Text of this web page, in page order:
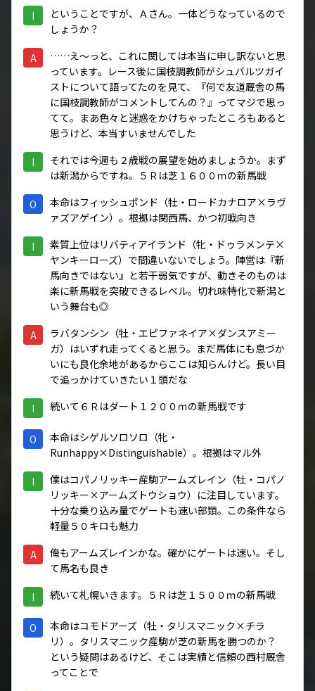
I
ということですが、Ａさん。一体どうなっているので
しょうか？
A
……え～っと、これに関しては本当に申し訳ないと思
っています。レース後に国枝調教師がシュバルツガイ
ストについて語ってたのを見て、『何で友道厩舎の馬
に国枝調教師がコメントしてんの？』ってマジで思っ
てて。まあ色々と迷惑をかけちゃったところもあると
思うけど、本当すいませんでした
I
それでは今週も２歳戦の展望を始めましょうか。まず
は新潟からですね。５Ｒは芝１６００ｍの新馬戦
O
本命はフィッシュポンド（牡・ロードカナロア×ラヴ
ァズアゲイン）。根拠は関西馬、かつ初戦向き
I
素質上位はリバティアイランド（牝・ドゥラメンテ×
ヤンキーローズ）で間違いないでしょう。陣営は『新
馬向きではない』と若干弱気ですが、動きそのものは
楽に新馬戦を突破できるレベル。切れ味特化で新潟と
いう舞台も◎
A
ラバタンシン（牡・エピファネイア×ダンスアミー
ガ）はいずれ走ってくると思う。まだ馬体にも息づか
いにも良化余地があるからここは知らんけど。長い目
で追っかけていきたい１頭だな
I 続いて６Ｒはダート１２００ｍの新馬戦です
O
本命はシゲルソロソロ（牝・
Runhappy×Distinguishable）。根拠はマル外
I
僕はコパノリッキー産駒アームズレイン（牡・コパノ
リッキー×アームズトウショウ）に注目しています。
十分な乗り込み量でゲートも速い部類。この条件なら
軽量５０キロも魅力
A
俺もアームズレインかな。確かにゲートは速い。そし
て馬名も良き
I 続いて札幌いきます。５Ｒは芝１５００ｍの新馬戦
O
本命はコモドアーズ（牡・タリスマニック×チラ
リ）。タリスマニック産駒が芝の新馬を勝つのか？
という疑問はあるけど、そこは実績と信頼の西村厩舎
ってことで